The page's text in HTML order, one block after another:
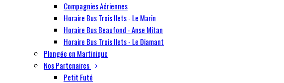
Compagnies Aériennes
Horaire Bus Trois Ilets - Le Marin
Horaire Bus Beaufond - Anse Mitan
Horaire Bus Trois Ilets - Le Diamant
Plongée en Martinique
Nos Partenaires
Petit Futé